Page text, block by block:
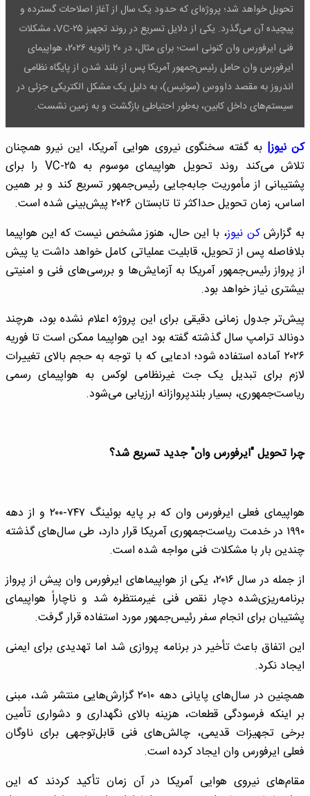
تحویل خواهد شد؛ پروژه‌ای که حدود یک سال از آغاز اصلاحات گسترده و
پیچیده آن می‌گذرد. یکی از دلایل تسریع در روند تجهیز VC-۲۵، مشکلات
فنی ایرفورس وان کنونی است؛ برای مثال، در ۲۰ ژانویه ۲۰۲۶، هواپیمای
ایرفورس وان حامل رئیس‌جمهور آمریکا پس از بلند شدن از پایگاه نظامی
اندروز به مقصد داووس (سوئیس)، به دلیل یک مشکل الکتریکی جزئی در
سیستم‌های داخل کابین، به‌طور احتیاطی بازگشت و به زمین نشست.
کن نیوز|به گفته سخنگوی نیروی هوایی آمریکا، این نیرو همچنان
تلاش می‌کند روند تحویل هواپیمای موسوم به VC-۲۵ را برای
پشتیبانی از مأموریت جابه‌جایی رئیس‌جمهور تسریع کند و بر همین
اساس، زمان تحویل حداکثر تا تابستان ۲۰۲۶ پیش‌بینی شده است.
به گزارشکن نیوز، با این حال، هنوز مشخص نیست که این هواپیما
بلافاصله پس از تحویل، قابلیت عملیاتی کامل خواهد داشت یا پیش
از پرواز رئیس‌جمهور آمریکا به آزمایش‌ها و بررسی‌های فنی و امنیتی
بیشتری نیاز خواهد بود.
پیش‌تر جدول زمانی دقیقی برای این پروژه اعلام نشده بود، هرچند
دونالد ترامپ سال گذشته گفته بود این هواپیما ممکن است تا فوریه
۲۰۲۶ آماده استفاده شود؛ ادعایی که با توجه به حجم بالای تغییرات
لازم برای تبدیل یک جت غیرنظامی لوکس به هواپیمای رسمی
ریاست‌جمهوری، بسیار بلندپروازانه ارزیابی می‌شود.
چرا تحویل "ایرفورس وان" جدید تسریع شد؟
هواپیمای فعلی ایرفورس وان که بر پایه بوئینگ ۷۴۷-۲۰۰ و از دهه
۱۹۹۰ در خدمت ریاست‌جمهوری آمریکا قرار دارد، طی سال‌های گذشته
چندین بار با مشکلات فنی مواجه شده است.
از جمله در سال ۲۰۱۶، یکی از هواپیماهای ایرفورس وان پیش از پرواز
برنامه‌ریزی‌شده دچار نقص فنی غیرمنتظره شد و ناچاراً هواپیمای
پشتیبان برای انجام سفر رئیس‌جمهور مورد استفاده قرار گرفت.
این اتفاق باعث تأخیر در برنامه پروازی شد اما تهدیدی برای ایمنی
ایجاد نکرد.
همچنین در سال‌های پایانی دهه ۲۰۱۰ گزارش‌هایی منتشر شد، مبنی
بر اینکه فرسودگی قطعات، هزینه بالای نگهداری و دشواری تأمین
برخی تجهیزات قدیمی، چالش‌های فنی قابل‌توجهی برای ناوگان
فعلی ایرفورس وان ایجاد کرده است.
مقام‌های نیروی هوایی آمریکا در آن زمان تأکید کردند که این